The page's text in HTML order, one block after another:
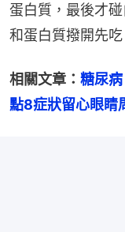
蛋白質，最後才
和蛋白質撥開先吃
相關文章： 糖尿
點8症狀留心眼睛